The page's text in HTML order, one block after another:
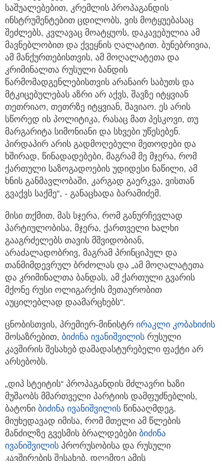
საშუალებებით, კრემლის პროპაგანდის
ინსტრუმენტებით ცდილობს, ვის მოტყუებასაც
შეძლებს, კვლავაც მოატყუოს, დაკავებულია ამ
მავნებლობით და ქვეყნის ღალატით. ბუნებრივია,
ამ მანქურთებისთვის, ამ მოღალატეთა და
კრიმინალთა რუსული ბანდის
წარმომადგენლებისთვის არანაირ საბუთს და
მტკიცებულებას აზრი არ აქვს, შავზე იტყვიან
თეთრიაო, თეთრზე იტყვიან, შავიაო. ეს არის
სწორედ ის პოლიტიკა, რასაც მათ პესკოვი, თუ
მარგარიტა სიმონიანი და სხვები უწესებენ.
პირდაპირ არის გადმოღებული მეთოდები და
ხშირად, წინადადებები, მაგრამ მე მჯერა, რომ
ქართული საზოგადოების უდიდესი ნაწილი, ამ
ხნის განმავლობაში, კარგად გაერკვა, ვისთან
გვაქვს საქმე“, - განაცხადა ბარამიძემ.
მისი თქმით, მას სჯერა, რომ განურჩევლად
პარტიულობისა, მჯერა, ქართველი ხალხი
გააგრძელებს თავის მშვიდობიან,
არაძალადობრივ, მაგრამ პრინციპულ და
თანმიმდევრულ ბრძოლას და „ამ მოღალატეთა
და კრიმინალთა ბანდას, ამ ქართული გვარის
მქონე რუსი ოლიგარქის მეთაურობით
აუცილებლად დაამარცხებს“.
ცნობისთვის, პრემიერ-მინისტრ ირაკლი კობახიძის
მოსაზრებით, ბიძინა ივანიშვილის რუსული
კავშირის შესახებ დამადასტურებელი ფაქტი არ
არსებობს.
„დიპ სტეიტის“ პროპაგანდის მძლავრი ხაზი
მუშაობს მმართველი პარტიის დამფუძნებლის,
ბატონი ბიძინა ივანიშვილის წინააღმდეგ.
მიუხედავად იმისა, რომ მთელი ამ წლების
მანძილზე გვესმის ბრალდებები ბიძინა
ივანიშვილის პრორუსობისა და რუსული
კავშირების შესახებ, დღემდე ამის